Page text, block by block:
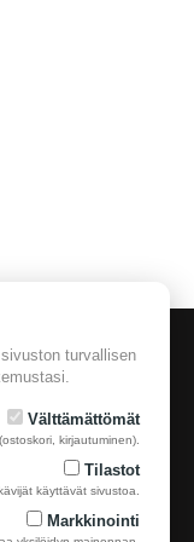
turvallisen
Välttämättömät
kirjautuminen).
Tilastot
käyttävät sivustoa.
Markkinointi